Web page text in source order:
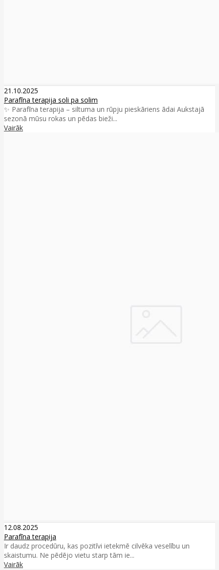
21.10.2025
Parafīna terapija soli pa solim
✨ Parafīna terapija – siltuma un rūpju pieskāriens ādai Aukstajā
sezonā mūsu rokas un pēdas bieži...
Vairāk
12.08.2025
Parafīna terapija
Ir daudz procedūru, kas pozitīvi ietekmē cilvēka veselību un
skaistumu. Ne pēdējo vietu starp tām ie...
Vairāk